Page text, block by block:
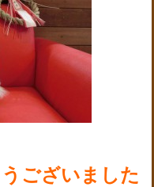
ございました